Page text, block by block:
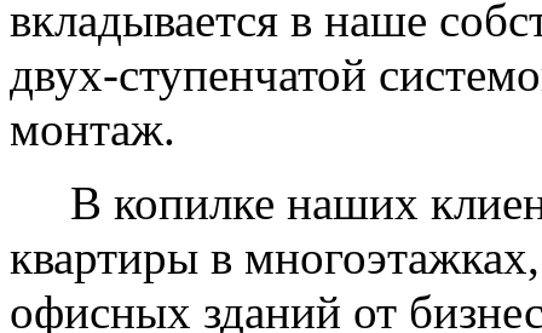
вкладывается в наше
двух-ступенчатой
монтаж.
В копилке наших
квартиры в
офисных зданий от